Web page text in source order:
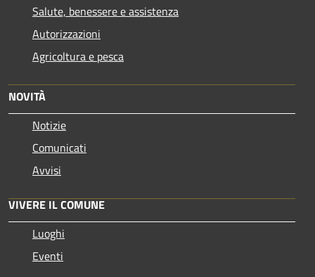
Salute, benessere e assistenza
Autorizzazioni
Agricoltura e pesca
NOVITÀ
Notizie
Comunicati
Avvisi
VIVERE IL COMUNE
Luoghi
Eventi